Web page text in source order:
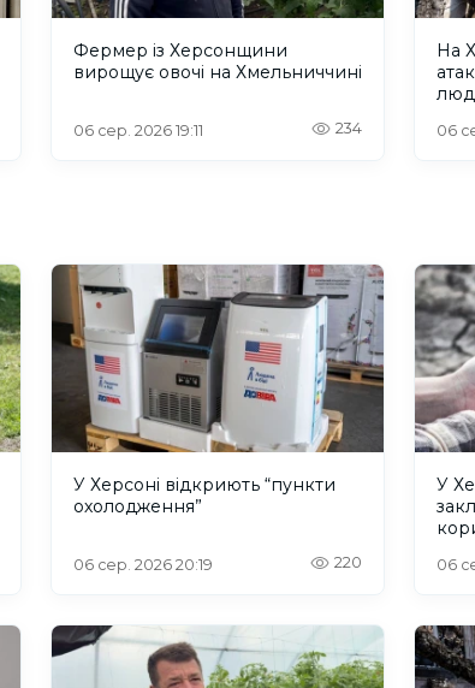
Фермер із Херсонщини
вирощує овочі на Хмельниччині
06 сер. 2026 19:11 234
На
06
У Херсоні відкриють “пункти
охолодження”
06 сер. 2026 20:19 220
У
06